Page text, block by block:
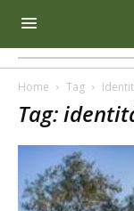
Home Tag
Tag: